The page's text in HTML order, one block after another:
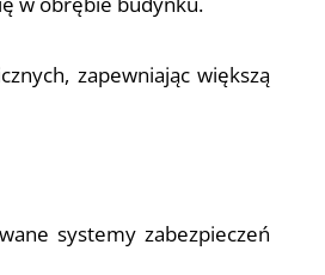
zapewniając większą
systemy zabezpieczeń